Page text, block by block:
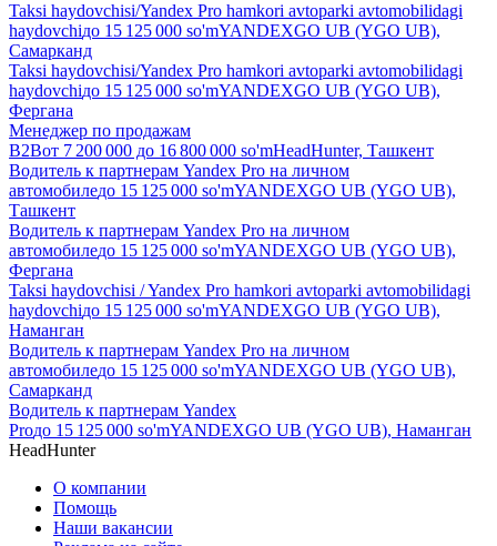
Taksi haydovchisi/Yandex Pro hamkori avtoparki avtomobilidagi
haydovchiдо 15 125 000 so'mYANDEXGO UB (YGO UB),
Самарканд
Taksi haydovchisi/Yandex Pro hamkori avtoparki avtomobilidagi
haydovchiдо 15 125 000 so'mYANDEXGO UB (YGO UB),
Фергана
Менеджер по продажам
B2Bот 7 200 000 до 16 800 000 so'mHeadHunter, Ташкент
Водитель к партнерам Yandex Pro на личном
автомобиледо 15 125 000 so'mYANDEXGO UB (YGO UB),
Ташкент
Водитель к партнерам Yandex Pro на личном
автомобиледо 15 125 000 so'mYANDEXGO UB (YGO UB),
Фергана
Taksi haydovchisi / Yandex Pro hamkori avtoparki avtomobilidagi
haydovchiдо 15 125 000 so'mYANDEXGO UB (YGO UB),
Наманган
Водитель к партнерам Yandex Pro на личном
автомобиледо 15 125 000 so'mYANDEXGO UB (YGO UB),
Самарканд
Водитель к партнерам Yandex
Proдо 15 125 000 so'mYANDEXGO UB (YGO UB), Наманган
HeadHunter
О компании
Помощь
Наши вакансии